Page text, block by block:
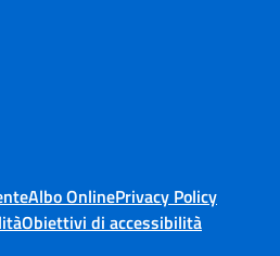
Albo OnlinePrivacy Policy
Obiettivi di accessibilità